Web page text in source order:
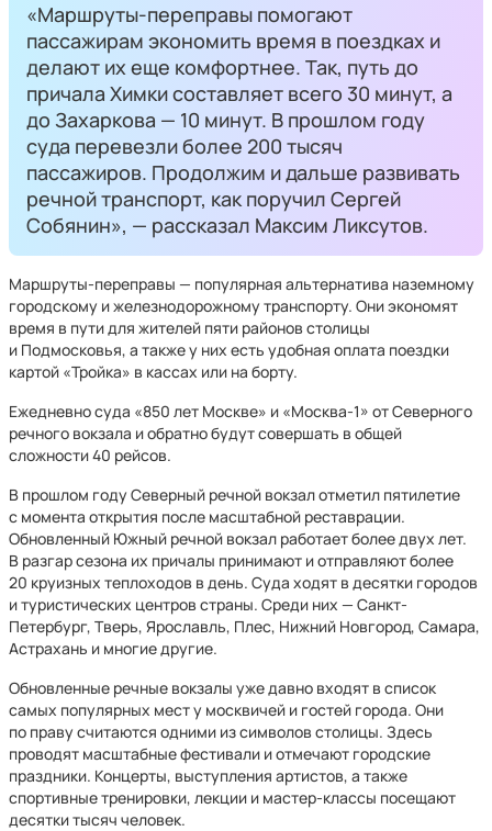
«Маршруты-переправы помогают
пассажирам экономить время в поездках и
делают их еще комфортнее. Так, путь до
причала Химки составляет всего 30 минут, а
до Захаркова — 10 минут. В прошлом году
суда перевезли более 200 тысяч
пассажиров. Продолжим и дальше развивать
речной транспорт, как поручил Сергей
Собянин», — рассказал Максим Ликсутов.
Маршруты-переправы — популярная альтернатива наземному
городскому и железнодорожному транспорту. Они экономят
время в пути для жителей пяти районов столицы
и Подмосковья, а также у них есть удобная оплата поездки
картой «Тройка» в кассах или на борту.
Ежедневно суда «850 лет Москве» и «Москва-1» от Северного
речного вокзала и обратно будут совершать в общей
сложности 40 рейсов.
В прошлом году Северный речной вокзал отметил пятилетие
с момента открытия после масштабной реставрации.
Обновленный Южный речной вокзал работает более двух лет.
В разгар сезона их причалы принимают и отправляют более
20 круизных теплоходов в день. Суда ходят в десятки городов
и туристических центров страны. Среди них — Санкт-
Петербург, Тверь, Ярославль, Плес, Нижний Новгород, Самара,
Астрахань и многие другие.
Обновленные речные вокзалы уже давно входят в список
самых популярных мест у москвичей и гостей города. Они
по праву считаются одними из символов столицы. Здесь
проводят масштабные фестивали и отмечают городские
праздники. Концерты, выступления артистов, а также
спортивные тренировки, лекции и мастер-классы посещают
десятки тысяч человек.